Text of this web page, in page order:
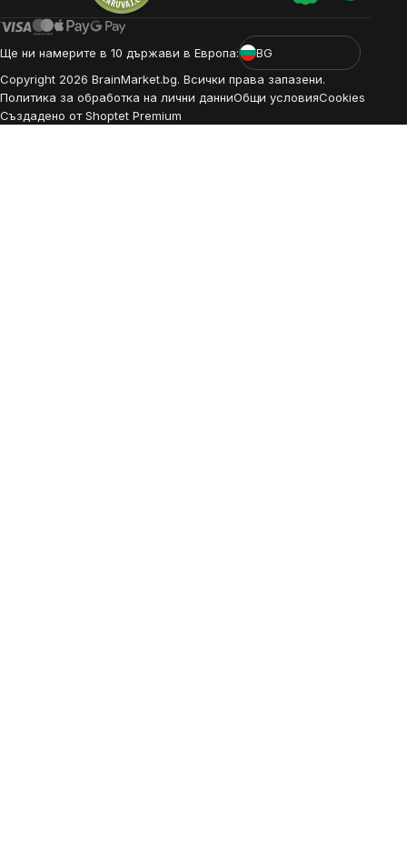
Ще ни намерите в 10 държави в Европа:
BG
Copyright 2026 BrainMarket.bg. Всички права запазени.
Политика за обработка на лични данниОбщи условияCookies
Създадено от Shoptet Premium